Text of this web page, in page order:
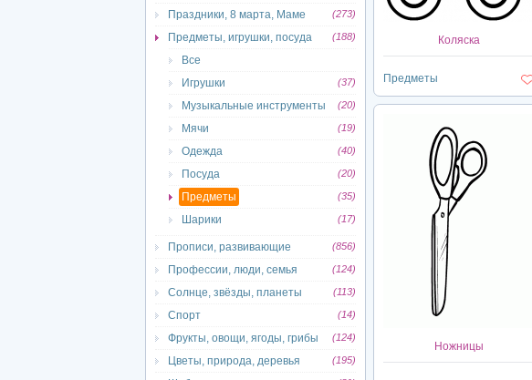
Праздники, 8 марта, Маме (273)
Предметы, игрушки, посуда (188)
Все
Игрушки
(37)
Музыкальные инструменты (20)
Мячи (19)
Одежда (40)
Посуда (20)
Предметы (35)
Шарики (17)
Прописи, развивающие (856)
Профессии, люди, семья (124)
Солнце, звёзды, планеты (113)
Спорт (14)
Фрукты, овощи, ягоды, грибы (124)
Цветы, природа, деревья (195)
Коляска
Предметы
Ножницы